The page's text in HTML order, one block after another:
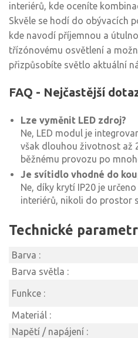
interiérů, kde oceníte
Skvěle se hodí do obývacích
kde navodí příjemnou a
třízónovému osvětlení a
přizpůsobíte světlo aktuální
FAQ - Nejčastější
Lze vyměnit LED zdroj?
Ne, LED modul je
však dlouhou životnost až
běžnému provozu po
Je svítidlo vhodné do
Ne, díky krytí IP20 je
interiérů, nikoli do prostor
Technické
Barva :
Barva světla :
Funkce :
Materiál :
Napětí / napájení :